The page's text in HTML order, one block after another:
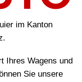
im Kanton
Ihres Wagens und
Sie unsere